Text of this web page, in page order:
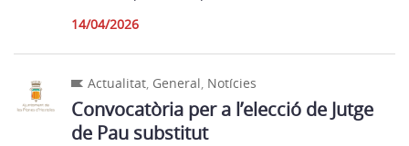
14/04/2026
Actualitat, General, Notícies
Convocatòria per a l’elecció de Jutge
de Pau substitut